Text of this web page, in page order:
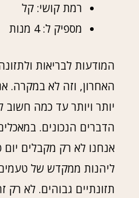
רמת קושי: קל
מספיק ל: 4 מנות
המודעות לבריאות
האחרון, וזה לא במקרה.
יותר ויותר עד כמה חשוב
הדברים הנכונים.
אנחנו לא רק מקבלים
ליהנות ממקדש של
תזונתיים גבוהים. לא רק